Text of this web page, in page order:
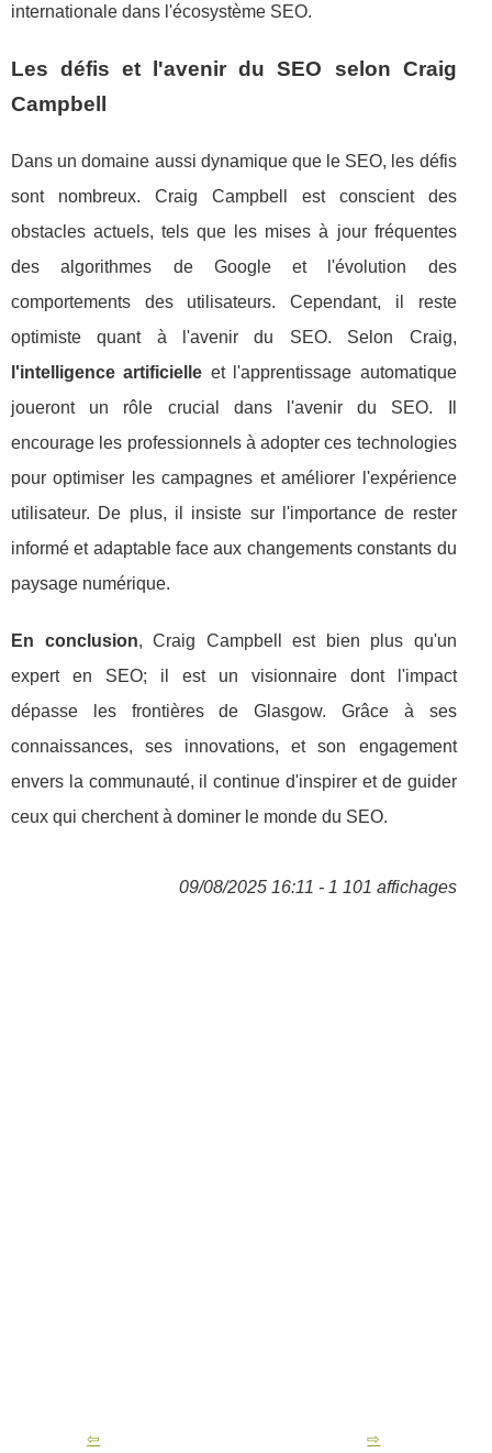
internationale dans l'écosystème SEO.
Les défis et l'avenir du SEO selon Craig
Campbell
Dans un domaine aussi dynamique que le SEO, les défis
sont nombreux. Craig Campbell est conscient des
obstacles actuels, tels que les mises à jour fréquentes
des algorithmes de Google et l'évolution des
comportements des utilisateurs. Cependant, il reste
optimiste quant à l'avenir du SEO. Selon Craig,
l'intelligence artificielle et l'apprentissage automatique
joueront un rôle crucial dans l'avenir du SEO. Il
encourage les professionnels à adopter ces technologies
pour optimiser les campagnes et améliorer l'expérience
utilisateur. De plus, il insiste sur l'importance de rester
informé et adaptable face aux changements constants du
paysage numérique.
En conclusion, Craig Campbell est bien plus qu'un
expert en SEO; il est un visionnaire dont l'impact
dépasse les frontières de Glasgow. Grâce à ses
connaissances, ses innovations, et son engagement
envers la communauté, il continue d'inspirer et de guider
ceux qui cherchent à dominer le monde du SEO.
09/08/2025 16:11 - 1 101 affichages